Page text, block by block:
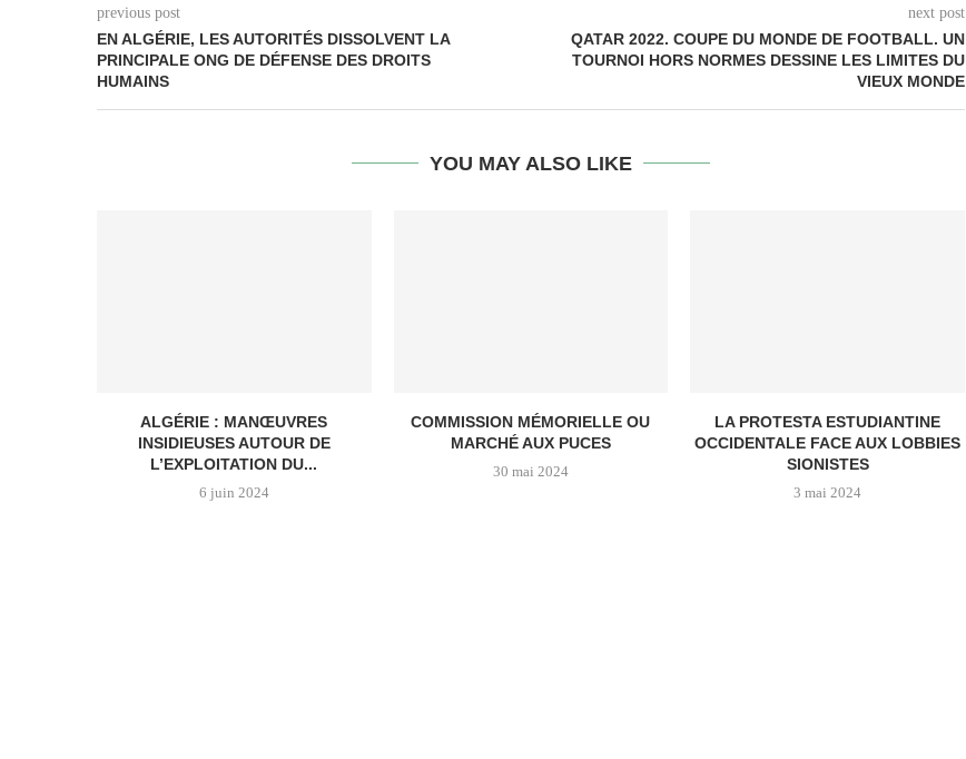
previous post
EN ALGÉRIE, LES AUTORITÉS DISSOLVENT LA
PRINCIPALE ONG DE DÉFENSE DES DROITS
HUMAINS
next post
QATAR 2022. COUPE DU MONDE DE FOOTBALL. UN
TOURNOI HORS NORMES DESSINE LES LIMITES DU
VIEUX MONDE
YOU MAY ALSO LIKE
ALGÉRIE : MANŒUVRES
INSIDIEUSES AUTOUR DE
L’EXPLOITATION DU...
6 juin 2024
COMMISSION MÉMORIELLE OU
MARCHÉ AUX PUCES
30 mai 2024
LA PROTESTA ESTUDIANTINE
OCCIDENTALE FACE AUX LOBBIES
SIONISTES
3 mai 2024